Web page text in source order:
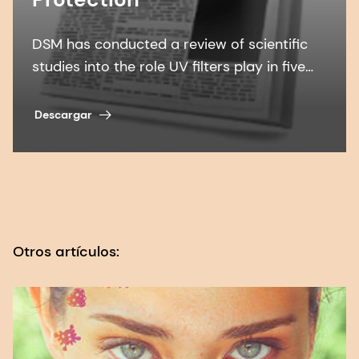
65(1):5-10.
8. DSM. Encuesta de consumidores 2021.
Mahmoud BH et al.
Impacto de los rayos
UVA de longitud de onda larga y de la luz visible
en la piel melanocompetente. J Invest Dermatol.
11.Campiche et al.
irradiación de luz azul sobre la piel y cómo
protegerse de ellos. Int J Cosmet Sci. 2020; Jun;
42(4):399-406.
DSM has conducted a review of scientific
studies into the role UV filters play in five
areas...
Descargar
Otros artículos: